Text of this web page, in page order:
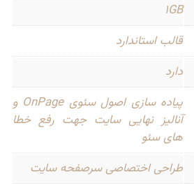
1GB
قالب استاندارد
دارد
پیاده سازی اصول سئوی OnPage و
آنالیز نهایی سایت جهت رفع خطا
های سئو
طراحی اختصاصی سرصفحه سایت